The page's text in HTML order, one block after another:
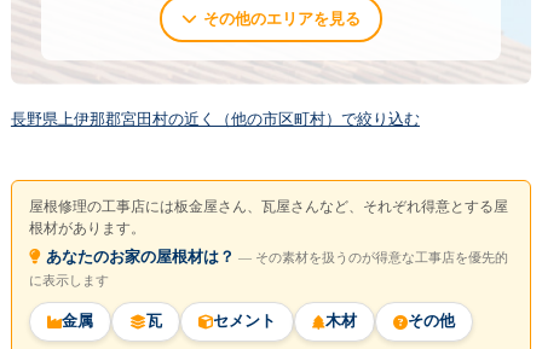
その他のエリアを見る
長野県上伊那郡宮田村の近く（他の市区町村）で絞り込む
屋根修理の工事店には板金屋さん、瓦屋さんなど、それぞれ得意とする屋
根材があります。
あなたのお家の屋根材は？ ― その素材を扱うのが得意な工事店を優先的
に表示します
金属 瓦 セメント 木材 その他